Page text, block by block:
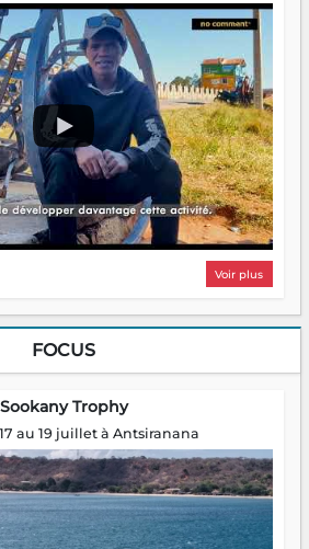
Voir plus
FOCUS
Sookany Trophy
au 19 juillet à Antsiranana